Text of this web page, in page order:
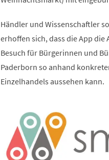
Händler und Wissenschaftler
erhoffen sich, dass die App
Besuch für Bürgerinnen und
Paderborn so anhand
Einzelhandels aussehen kann.